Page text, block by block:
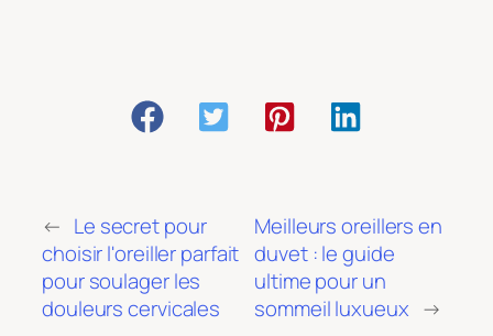
← Le secret pour
choisir l'oreiller parfait
pour soulager les
douleurs cervicales
Meilleurs oreillers en
duvet : le guide
ultime pour un
sommeil luxueux →